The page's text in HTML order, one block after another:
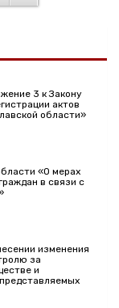
3 к Закону
актов
области»
«О мерах
в связи с
изменения
за
и